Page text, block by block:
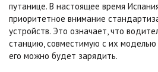
путанице. В настоящее время
приоритетное внимание
устройств. Это означает, что
станцию, совместимую с их
его можно будет зарядить.